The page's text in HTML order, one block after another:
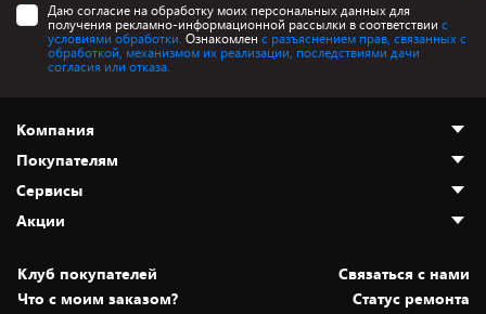
Даю согласие на обработку моих персональных данных для
получения рекламно-информационной рассылки в соответствии с
условиями обработки. Ознакомлен с разъяснением прав, связанных с
обработкой, механизмом их реализации, последствиями дачи
согласия или отказа.
Компания
О нас
Адреса магазинов
Новости
Статьи и обзоры
Вакансии
Покупателям
Как сделать заказ
Оплата и доставка
Безналичный расчёт
Обмен и возврат товара
Сервисы
Установка техники
Для игровых консолей
Акции
Скидки и промокоды
Белорусские товары
Клуб покупателей
Cвязаться с нами
Что с моим заказом?
Статус ремонта